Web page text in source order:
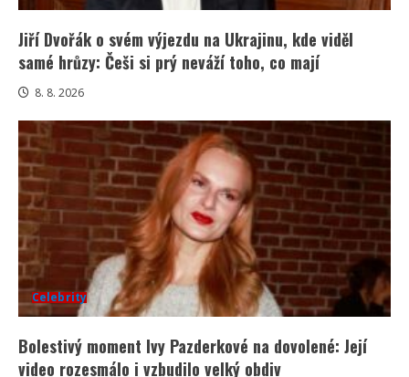
Jiří Dvořák o svém výjezdu na Ukrajinu, kde viděl
samé hrůzy: Češi si prý neváží toho, co mají
8. 8. 2026
Celebrity
Bolestivý moment Ivy Pazderkové na dovolené: Její
video rozesmálo i vzbudilo velký obdiv